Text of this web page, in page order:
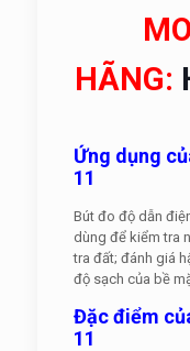
HÃNG:
Ứng dụng
11
Bút đo độ dẫn
dùng để kiểm tra
tra đất; đánh giá
độ sạch của bề
Đặc điểm
11